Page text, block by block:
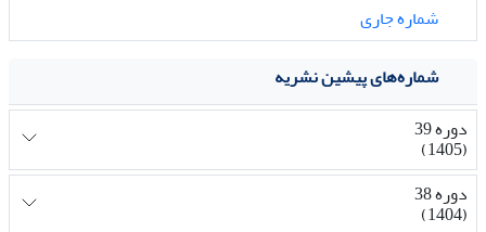
شماره جاری
شماره‌های پیشین نشریه
دوره 39
(1405)
دوره 38
(1404)